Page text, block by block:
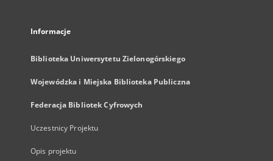
Informacje
Biblioteka Uniwersytetu Zielonogórskiego
Wojewódzka i Miejska Biblioteka Publiczna
Federacja Bibliotek Cyfrowych
Uczestnicy Projektu
Opis projektu